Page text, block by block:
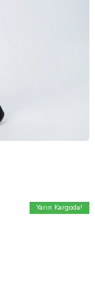
Yarın Kargoda!